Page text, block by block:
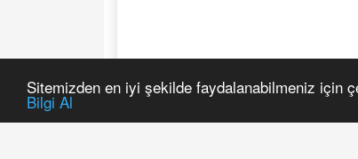
Sitemizden en iyi şekilde faydalanabilmeniz için
Bilgi Al